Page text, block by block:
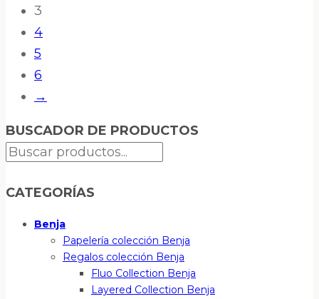
3
4
5
6
→
BUSCADOR DE PRODUCTOS
CATEGORÍAS
Benja
Papelería colección Benja
Regalos colección Benja
Fluo Collection Benja
Layered Collection Benja